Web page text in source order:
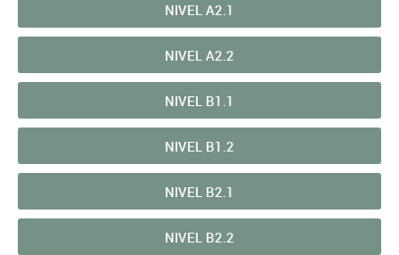
NIVEL A2.1
NIVEL A2.2
NIVEL B1.1
NIVEL B1.2
NIVEL B2.1
NIVEL B2.2